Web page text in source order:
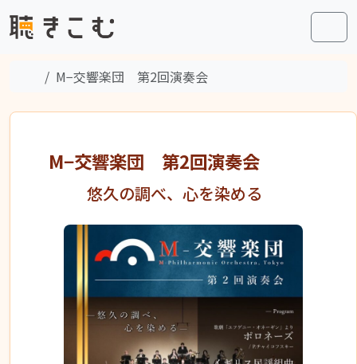
Home
M−交響楽団 第2回演奏会
M−交響楽団 第2回演奏会
悠久の調べ、心を染める